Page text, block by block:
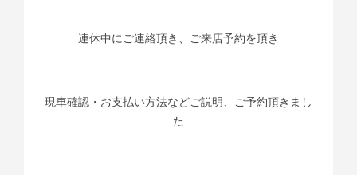
連休中にご連絡頂き、ご来店予約を頂き
現車確認・お支払い方法などご説明、ご予約頂きまし
た